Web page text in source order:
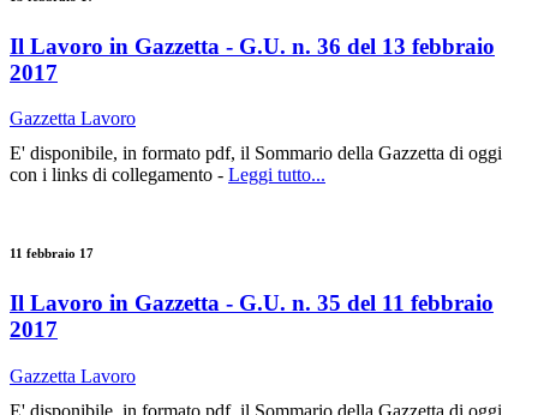
Il Lavoro in Gazzetta - G.U. n. 36 del 13 febbraio
2017
Gazzetta Lavoro
E' disponibile, in formato pdf, il Sommario della Gazzetta di oggi
con i links di collegamento - Leggi tutto...
11 febbraio 17
Il Lavoro in Gazzetta - G.U. n. 35 del 11 febbraio
2017
Gazzetta Lavoro
E' disponibile, in formato pdf, il Sommario della Gazzetta di oggi